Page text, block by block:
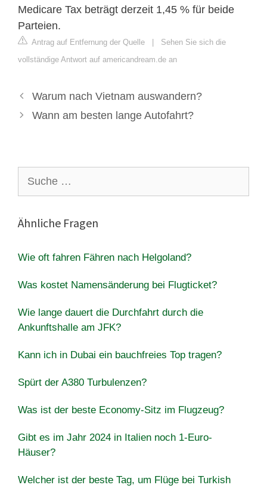
Medicare Tax beträgt derzeit 1,45 % für beide
Parteien.
Antrag auf Entfernung der Quelle | Sehen Sie sich die
vollständige Antwort auf americandream.de an
Warum nach Vietnam auswandern?
Wann am besten lange Autofahrt?
nach:
Ähnliche Fragen
Wie oft fahren Fähren nach Helgoland?
Was kostet Namensänderung bei Flugticket?
Wie lange dauert die Durchfahrt durch die
Ankunftshalle am JFK?
Kann ich in Dubai ein bauchfreies Top tragen?
Spürt der A380 Turbulenzen?
Was ist der beste Economy-Sitz im Flugzeug?
Gibt es im Jahr 2024 in Italien noch 1-Euro-
Häuser?
Welcher ist der beste Tag, um Flüge bei Turkish